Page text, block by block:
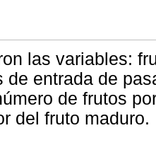
las variables:
de entrada de
de frutos
del fruto maduro.